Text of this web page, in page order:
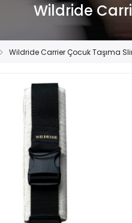
Wildride
Wildride Carrier Çocuk Taşıma